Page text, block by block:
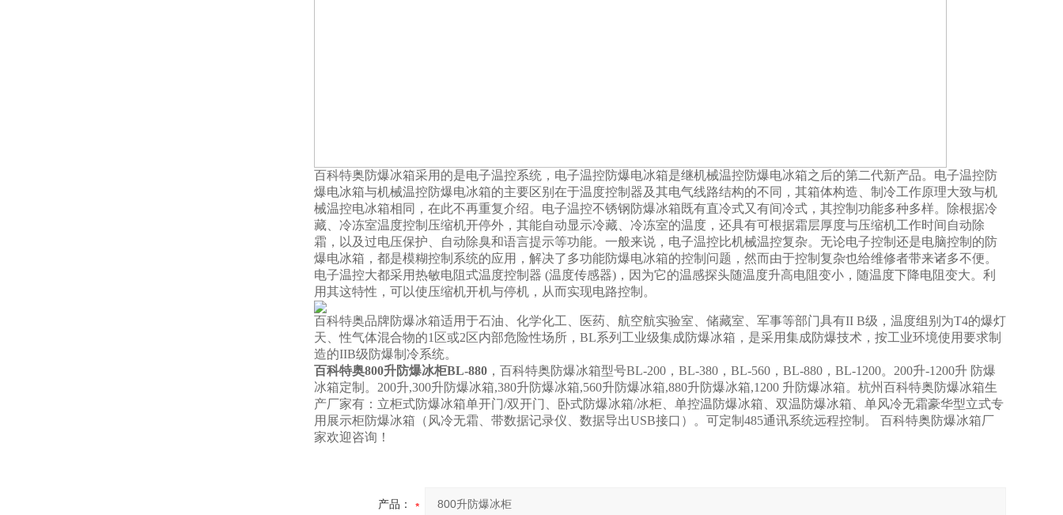
百科特奥防爆冰箱采用的是电子温控系统，电子温控防爆电冰箱是继机械温控防爆电冰箱之后的第二代新产品。电子温控防
爆电冰箱与机械温控防爆电冰箱的主要区别在于温度控制器及其电气线路结构的不同，其箱体构造、制冷工作原理大致与机
械温控电冰箱相同，在此不再重复介绍。电子温控不锈钢防爆冰箱既有直冷式又有间冷式，其控制功能多种多样。除根据冷
藏、冷冻室温度控制压缩机开停外，其能自动显示冷藏、冷冻室的温度，还具有可根据霜层厚度与压缩机工作时间自动除
霜，以及过电压保护、自动除臭和语言提示等功能。一般来说，电子温控比机械温控复杂。无论电子控制还是电脑控制的防
爆电冰箱，都是模糊控制系统的应用，解决了多功能防爆电冰箱的控制问题，然而由于控制复杂也给维修者带来诸多不便。
电子温控大都采用热敏电阻式温度控制器 (温度传感器)，因为它的温感探头随温度升高电阻变小，随温度下降电阻变大。利
用其这特性，可以使压缩机开机与停机，从而实现电路控制。
百科特奥品牌防爆冰箱适用于石油、化学化工、医药、航空航实验室、储藏室、军事等部门具有II B级，温度组别为T4的爆灯
天、性气体混合物的1区或2区内部危险性场所，BL系列工业级集成防爆冰箱，是采用集成防爆技术，按工业环境使用要求制
造的IIB级防爆制冷系统。
百科特奥800升防爆冰柜BL-880 ，百科特奥防爆冰箱型号BL-200，BL-380，BL-560，BL-880，BL-1200。200升-1200升 防爆
冰箱定制。200升,300升防爆冰箱,380升防爆冰箱,560升防爆冰箱,880升防爆冰箱,1200 升防爆冰箱。杭州百科特奥防爆冰箱生
产厂家有：立柜式防爆冰箱单开门/双开门、卧式防爆冰箱/冰柜、单控温防爆冰箱、双温防爆冰箱、单风冷无霜豪华型立式专
用展示柜防爆冰箱（风冷无霜、带数据记录仪、数据导出USB接口）。可定制485通讯系统远程控制。 百科特奥防爆冰箱厂
家欢迎咨询！
产品：